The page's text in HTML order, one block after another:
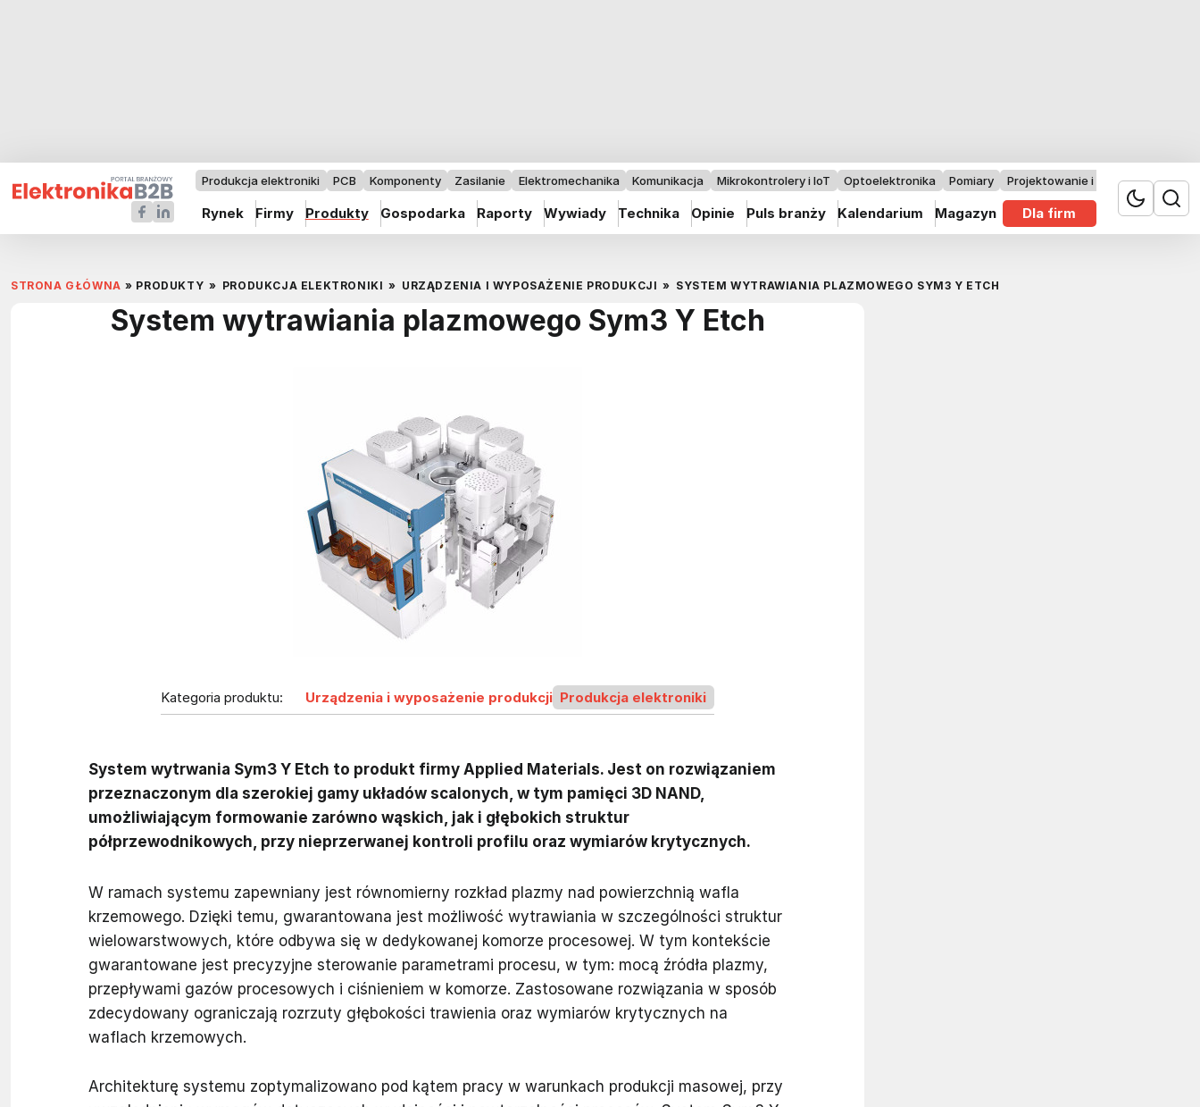
Produkcja elektroniki PCB Komponenty Zasilanie Elektromechanika Komunikacja Mikrokontrolery i IoT Optoelektronika Pomiary Projektowanie i badania
Rynek Firmy Produkty Gospodarka Raporty Wywiady Technika Opinie Puls branży Kalendarium Magazyn Dla firm
STRONA GŁÓWNA » PRODUKTY » PRODUKCJA ELEKTRONIKI » URZĄDZENIA I WYPOSAŻENIE PRODUKCJI » SYSTEM WYTRAWIANIA PLAZMOWEGO SYM3 Y ETCH
System wytrawiania plazmowego Sym3 Y Etch
Kategoria produktu: Urządzenia i wyposażenie produkcji Produkcja elektroniki
System wytrwania Sym3 Y Etch to produkt firmy Applied Materials. Jest on rozwiązaniem
przeznaczonym dla szerokiej gamy układów scalonych, w tym pamięci 3D NAND,
umożliwiającym formowanie zarówno wąskich, jak i głębokich struktur
półprzewodnikowych, przy nieprzerwanej kontroli profilu oraz wymiarów krytycznych.
W ramach systemu zapewniany jest równomierny rozkład plazmy nad powierzchnią wafla
krzemowego. Dzięki temu, gwarantowana jest możliwość wytrawiania w szczególności struktur
wielowarstwowych, które odbywa się w dedykowanej komorze procesowej. W tym kontekście
gwarantowane jest precyzyjne sterowanie parametrami procesu, w tym: mocą źródła plazmy,
przepływami gazów procesowych i ciśnieniem w komorze. Zastosowane rozwiązania w sposób
zdecydowany ograniczają rozrzuty głębokości trawienia oraz wymiarów krytycznych na
waflach krzemowych.
Architekturę systemu zoptymalizowano pod kątem pracy w warunkach produkcji masowej, przy